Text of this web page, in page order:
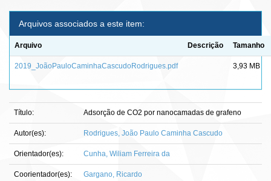
Arquivos associados a este item:
Arquivo Descrição Tamanho
2019_JoãoPauloCaminhaCascudoRodrigues.pdf 3,93 MB
Título: Adsorção de CO2 por nanocamadas de grafeno
Autor(es): Rodrigues, João Paulo Caminha Cascudo
Orientador(es): Cunha, Wiliam Ferreira da
Coorientador(es): Gargano, Ricardo